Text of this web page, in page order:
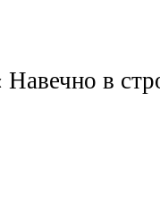
Навечно в